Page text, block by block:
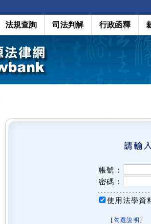
法規查詢 司法判解 行政函釋
帳號：
密碼：
使用法學資
[勾選說明 ]